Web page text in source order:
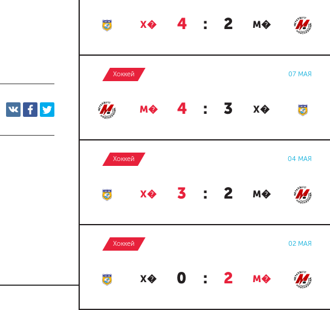
Х� 4 : 2 М�
Хоккей 07 МАЯ
М� 4 : 3 Х�
Хоккей 04 МАЯ
Х� 3 : 2 М�
Хоккей 02 МАЯ
Х� 0 : 2 М�